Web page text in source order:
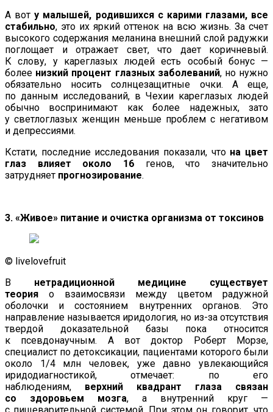
А воту малышей, родившихся с карими глазами, все
стабильно, это их яркий оттенок на всю жизнь. За счет
высокого содержания меланина внешний слой радужки
поглощает и отражает свет, что дает коричневый.
К слову, у кареглазых людей есть особый бонус —
более низкий процент глазных заболеваний, но нужно
обязательно носить солнцезащитные очки. А еще,
по данным исследований, в Чехии кареглазых людей
обычно воспринимают как более надежных, зато
у светлоглазых женщин меньше проблем с негативом
и депрессиями.
Кстати, последние исследования показали, чтона цвет
глаз влияет около 16 генов, что значительно
затрудняет прогнозирование.
3. «Живое» питание и очистка организма от токсинов
© livelovefruit
В нетрадиционной медицине существует
теория о взаимосвязи между цветом радужной
оболочки и состоянием внутренних органов. Это
направление называется иридология, но из-за отсутствия
твердой доказательной базы пока относится
к псевдонаучным. А вот доктор Роберт Морзе,
специалист по детоксикации, пациентами которого были
около 1/4 млн человек, уже давно увлекающийся
иридодиагностикой, отмечает: по его
наблюдениям, верхний квадрант глаза связан
со здоровьем мозга, а внутренний круг —